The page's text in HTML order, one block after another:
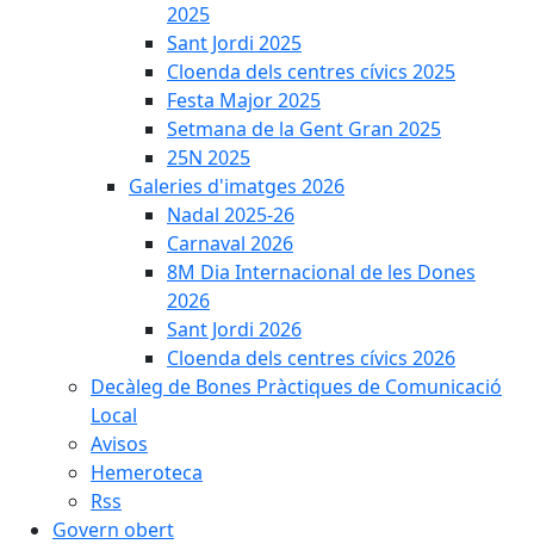
2025
Sant Jordi 2025
Cloenda dels centres cívics 2025
Festa Major 2025
Setmana de la Gent Gran 2025
25N 2025
Galeries d'imatges 2026
Nadal 2025-26
Carnaval 2026
8M Dia Internacional de les Dones
2026
Sant Jordi 2026
Cloenda dels centres cívics 2026
Decàleg de Bones Pràctiques de Comunicació
Local
Avisos
Hemeroteca
Rss
Govern obert